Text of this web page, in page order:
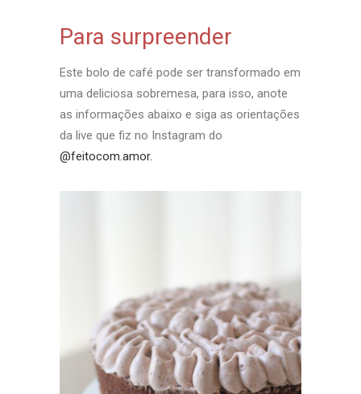
Para surpreender
Este bolo de café pode ser transformado em
uma deliciosa sobremesa, para isso, anote
as informações abaixo e siga as orientações
da live que fiz no Instagram do
@feitocom.amor.